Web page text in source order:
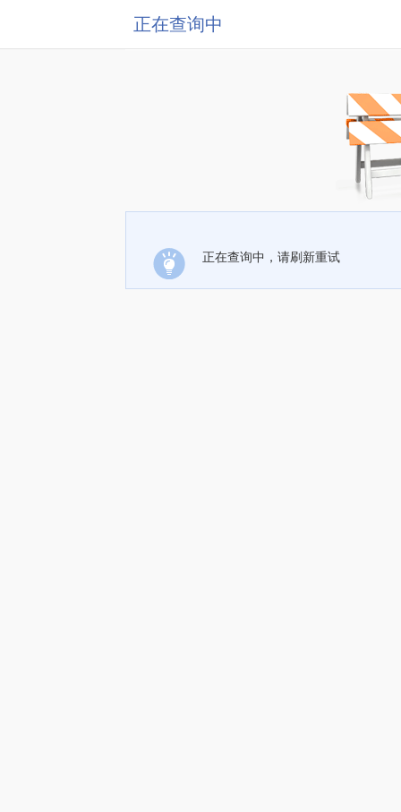
正在查询中
正在查询中，请刷新重试